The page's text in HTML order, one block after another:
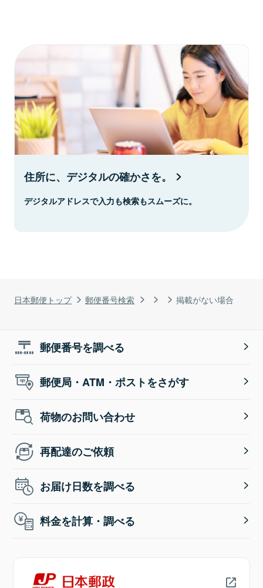
日本郵便トップ 郵便番号検索 掲載がない場合
住所に、デジタルの確かさを。
デジタルアドレスで入力も検索もスムーズに。
郵便番号を調べる
郵便局・ATM・ポストをさがす
荷物のお問い合わせ
再配達のご依頼
お届け日数を調べる
料金を計算・調べる